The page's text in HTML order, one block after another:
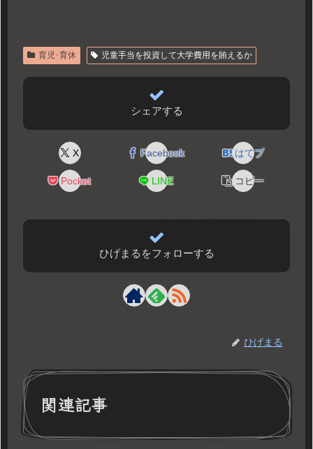
育児･育休 児童手当を投資して大学費用を賄えるか
シェアする
X Facebook はてブ
Pocket LINE コピー
ひげまるをフォローする
ひげまる
関連記事